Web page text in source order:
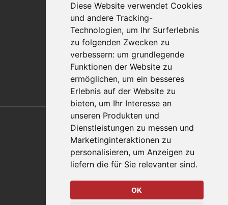
Diese Website verwendet Cookies
und andere Tracking-
Technologien, um Ihr Surferlebnis
zu folgenden Zwecken zu
verbessern: um grundlegende
Funktionen der Website zu
ermöglichen, um ein besseres
Erlebnis auf der Website zu
bieten, um Ihr Interesse an
unseren Produkten und
Dienstleistungen zu messen und
Marketinginteraktionen zu
personalisieren, um Anzeigen zu
liefern die für Sie relevanter sind.
OK
Kontakt
Vertriebspartnerfinder
Häufig gestellte Fragen
Datenschutz-Bestimmungen
Nutzungsbedingungen
Richtlinien/AGBs
Also of Interest
Automation Solutions
Applications